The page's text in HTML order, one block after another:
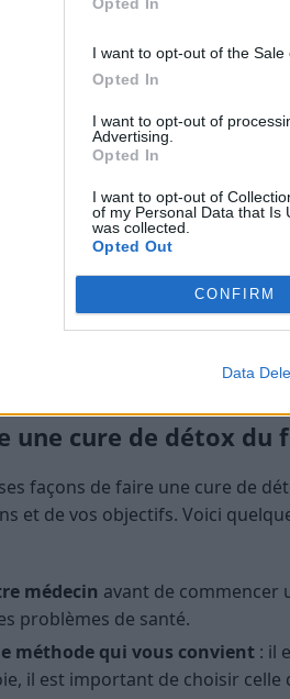
I want to opt-out of the Sale
Opted In
I want to opt-out of
Advertising.
Opted In
I want to opt-out of
of my Personal Data that Is
was collected.
Opted Out
CONFIRM
Data
yeux jaunes)
(nausées, vomissements,
cutanées
selles pâles
(ascite)
et amaigrissement
sanguine
hépatique (troubles de la
si vous présentez plusieurs
une cure de détox du
façons de faire une cure de
et de vos objectifs. Voici
médecin avant de commencer
problèmes de santé.
méthode qui vous convient : il
il est important de choisir celle